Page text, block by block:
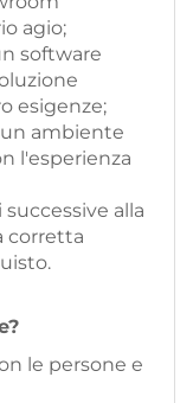
agio;
software
esigenze;
ambiente
l'esperienza
alla
corretta
le persone e